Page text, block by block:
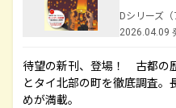
Dシリーズ
2026.04.09
待望の新刊、登場！ 古都の
とタイ北部の町を徹底調査
めが満載。